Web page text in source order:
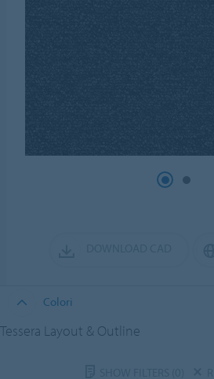
Colori
Tessera Layout & Outline